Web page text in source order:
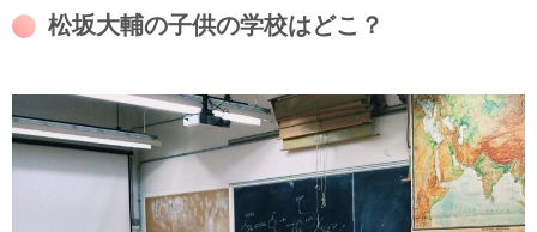
松坂大輔の子供の学校はどこ？